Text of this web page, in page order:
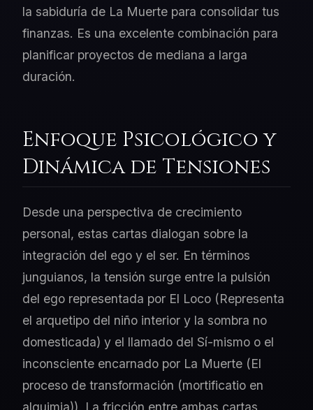
la sabiduría de La Muerte para consolidar tus
finanzas. Es una excelente combinación para
planificar proyectos de mediana a larga
duración.
Enfoque Psicológico y
Dinámica de Tensiones
Desde una perspectiva de crecimiento
personal, estas cartas dialogan sobre la
integración del ego y el ser. En términos
junguianos, la tensión surge entre la pulsión
del ego representada por El Loco (Representa
el arquetipo del niño interior y la sombra no
domesticada) y el llamado del Sí-mismo o el
inconsciente encarnado por La Muerte (El
proceso de transformación (mortificatio en